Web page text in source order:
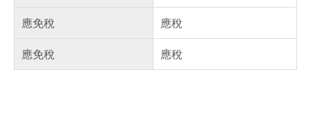
應免稅
應稅
應免稅
應稅